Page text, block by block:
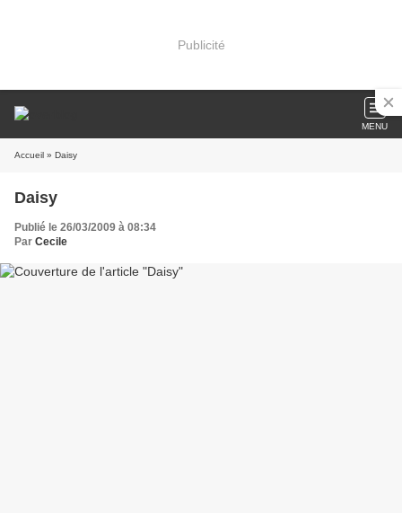
Publicité
MENU
Accueil » Daisy
Daisy
Publié le 26/03/2009 à 08:34
Par Cecile